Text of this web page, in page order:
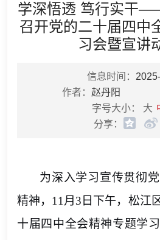
学深悟透 笃行实干
召开党的二十届四中
习会暨宣讲
信息时间：
作者： 赵丹阳
字号大小： 大
分享：
为深入学习宣传贯彻
精神， 11月3日下午，松江
十届四中全会精神专题学